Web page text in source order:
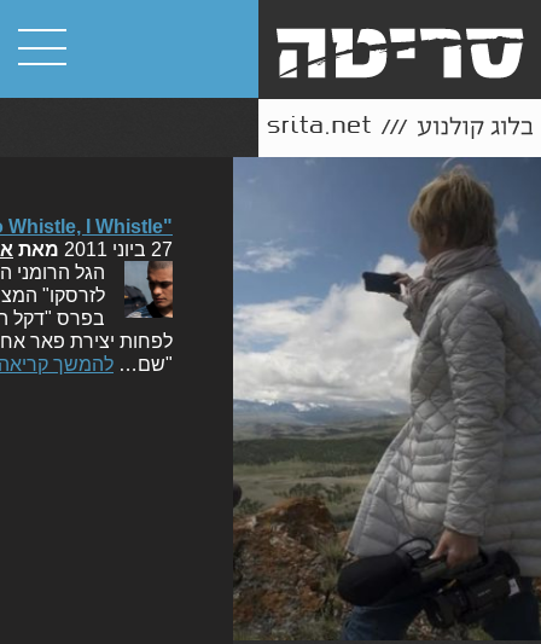
"If I Want to Whistle, I Whistle", סקירה
27 ביוני 2011
מאת
בפרס "דקל
לפחות יצירת פאר
"שם… להמשך